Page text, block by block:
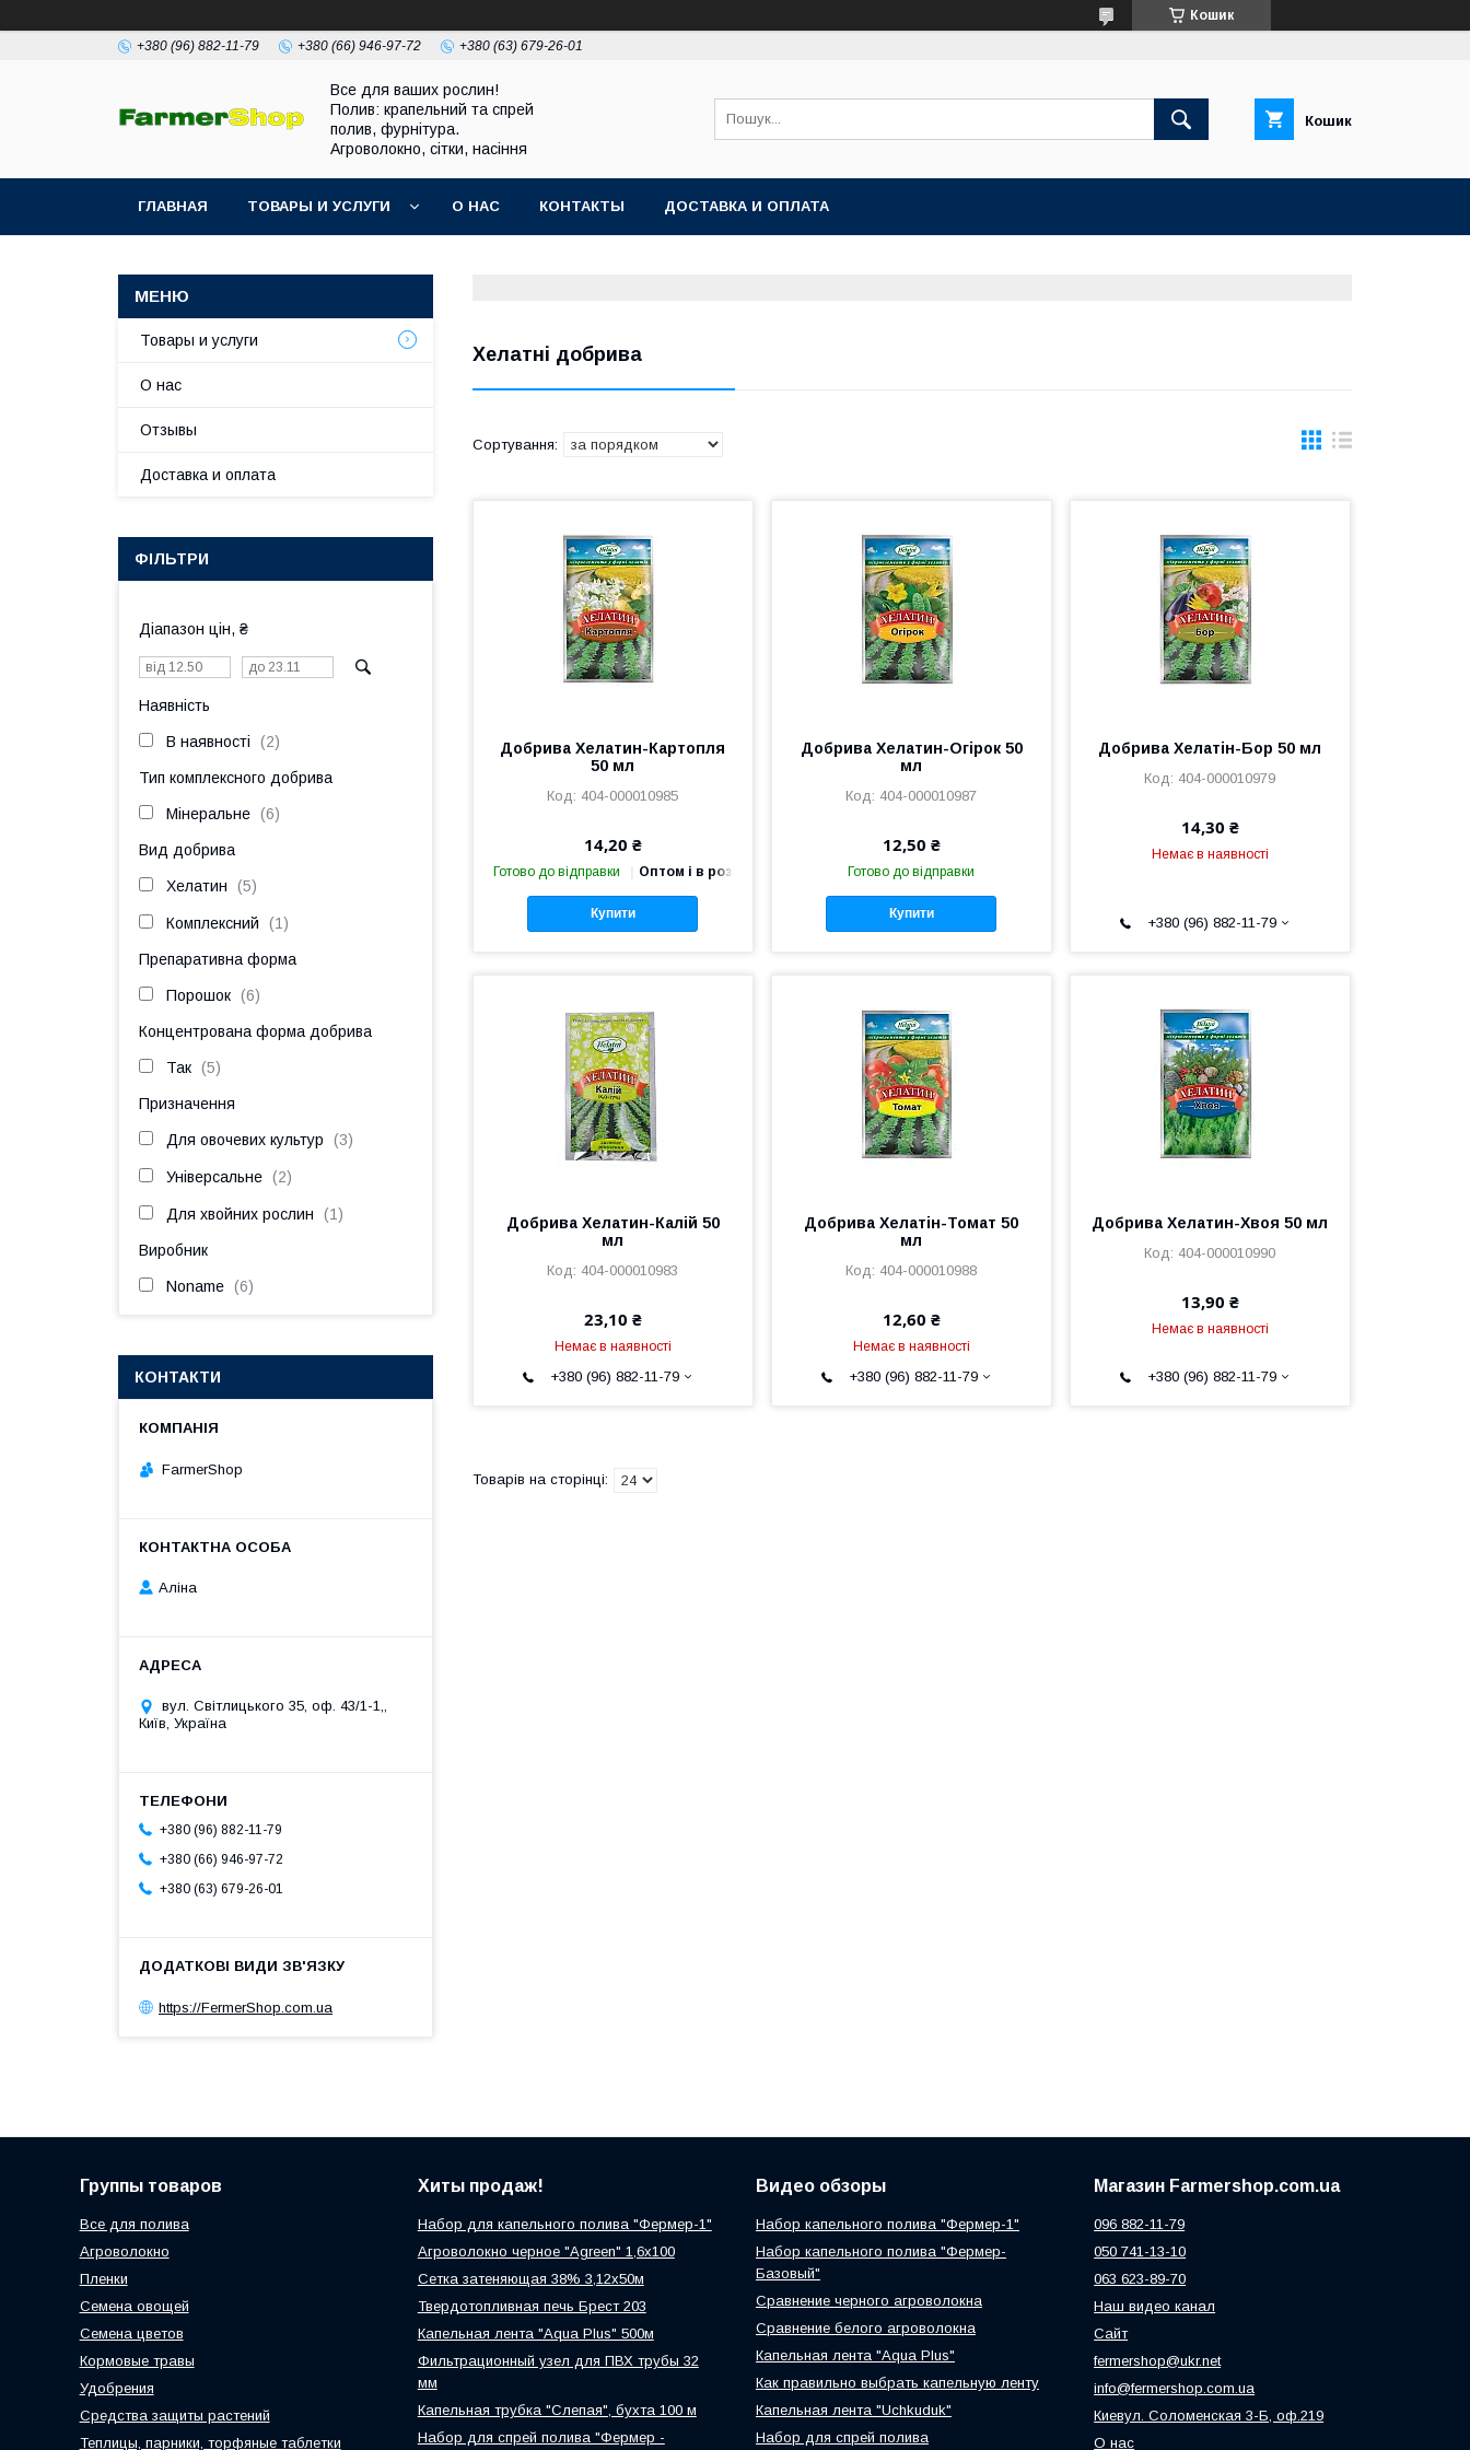
Кошик
+380 (96) 882-11-79 +380 (66) 946-97-72 +380 (63) 679-26-01
Все для ваших рослин!
Полив: крапельний та спрей
полив, фурнітура.
Агроволокно, сітки, насіння
Кошик
ГЛАВНАЯ ТОВАРЫ И УСЛУГИ О НАС КОНТАКТЫ ДОСТАВКА И ОПЛАТА
Хелатні добрива
Добрива Хелатин-Картопля
50 мл
404-000010985
14,20 ₴
Готово до відправки Оптом і в роздріб
Купити
Добрива Хелатин-Огірок 50
мл
404-000010987
12,50 ₴
Готово до відправки
Купити
Добрива Хелатін-Бор 50 мл
404-000010979
14,30 ₴
Немає в наявності
+380 (96) 882-11-79
Добрива Хелатин-Калій 50
мл
404-000010983
23,10 ₴
Немає в наявності
+380 (96) 882-11-79
Добрива Хелатін-Томат 50
мл
404-000010988
12,60 ₴
Немає в наявності
+380 (96) 882-11-79
Добрива Хелатин-Хвоя 50 мл
404-000010990
13,90 ₴
Немає в наявності
+380 (96) 882-11-79
Товары и услуги
О нас
Отзывы
Доставка и оплата
ФІЛЬТРИ
Діапазон цін, ₴
Наявність
В наявності 2
Тип комплексного добрива
Мінеральне 6
Вид добрива
Хелатин 5
Комплексний 1
Препаративна форма
Порошок 6
Концентрована форма добрива
Так 5
Призначення
Для овочевих культур 3
Універсальне 2
Для хвойних рослин 1
Виробник
Noname 6
КОНТАКТИ
FarmerShop
Аліна
вул. Світлицького 35, оф. 43/1-1,,
Київ, Україна
+380 (96) 882-11-79
+380 (66) 946-97-72
+380 (63) 679-26-01
https://FermerShop.com.ua
Группы товаров
Все для полива
Агроволокно
Пленки
Семена овощей
Семена цветов
Кормовые травы
Удобрения
Средства защиты растений
Теплицы, парники, торфяные таблетки
Хиты продаж!
Набор для капельного полива "Фермер-1"
Агроволокно черное "Agreen" 1,6х100
Сетка затеняющая 38% 3,12х50м
Твердотопливная печь Брест 203
Капельная лента "Aqua Plus" 500м
Фильтрационный узел для ПВХ трубы 32
мм
Капельная трубка "Слепая", бухта 100 м
Набор для спрей полива "Фермер -
Видео обзоры
Набор капельного полива "Фермер-1"
Набор капельного полива "Фермер-
Базовый"
Сравнение черного агроволокна
Сравнение белого агроволокна
Капельная лента "Aqua Plus"
Как правильно выбрать капельную ленту
Капельная лента "Uchkuduk"
Набор для спрей полива
Магазин Farmershop.com.ua
096 882-11-79
050 741-13-10
063 623-89-70
Наш видео канал
Сайт
fermershop@ukr.net
info@fermershop.com.ua
Киевул. Соломенская 3-Б, оф.219
О нас